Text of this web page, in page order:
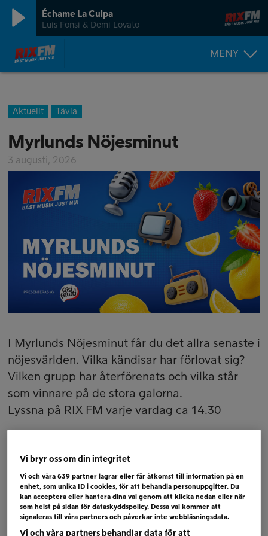
Échame La Culpa
Luis Fonsi & Demi Lovato
MENY
Aktuellt Tävla
Myrlunds Nöjesminut
3 augusti, 2026
I Myrlunds Nöjesminut får du det allra senaste i
nöjesvärlden. Vilka kändisar har förlovat sig?
Vilken grupp har återförenats och vilka står
som vinnare på de stora galorna.
Lyssna på RIX FM varje vardag ca 14.30
Risifrutti, ger dig positiv energi.
Vi bryr oss om din integritet
Vi och våra639 partner lagrar eller får åtkomst till information på en
enhet, som unika ID i cookies, för att behandla personuppgifter. Du
kan acceptera eller hantera dina val genom att klicka nedan eller när
som helst på sidan för dataskyddspolicy. Dessa val kommer att
signaleras till våra partners och påverkar inte webbläsningsdata.
Vi och våra partners behandlar data för att